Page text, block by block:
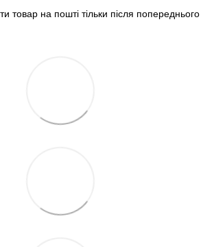
товар на пошті тільки після попереднього